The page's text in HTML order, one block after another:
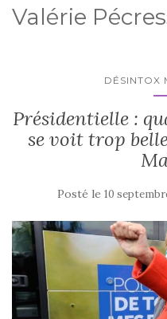
Valérie
DÉSINTOX
Présidentielle :
se voit trop
Posté le 10